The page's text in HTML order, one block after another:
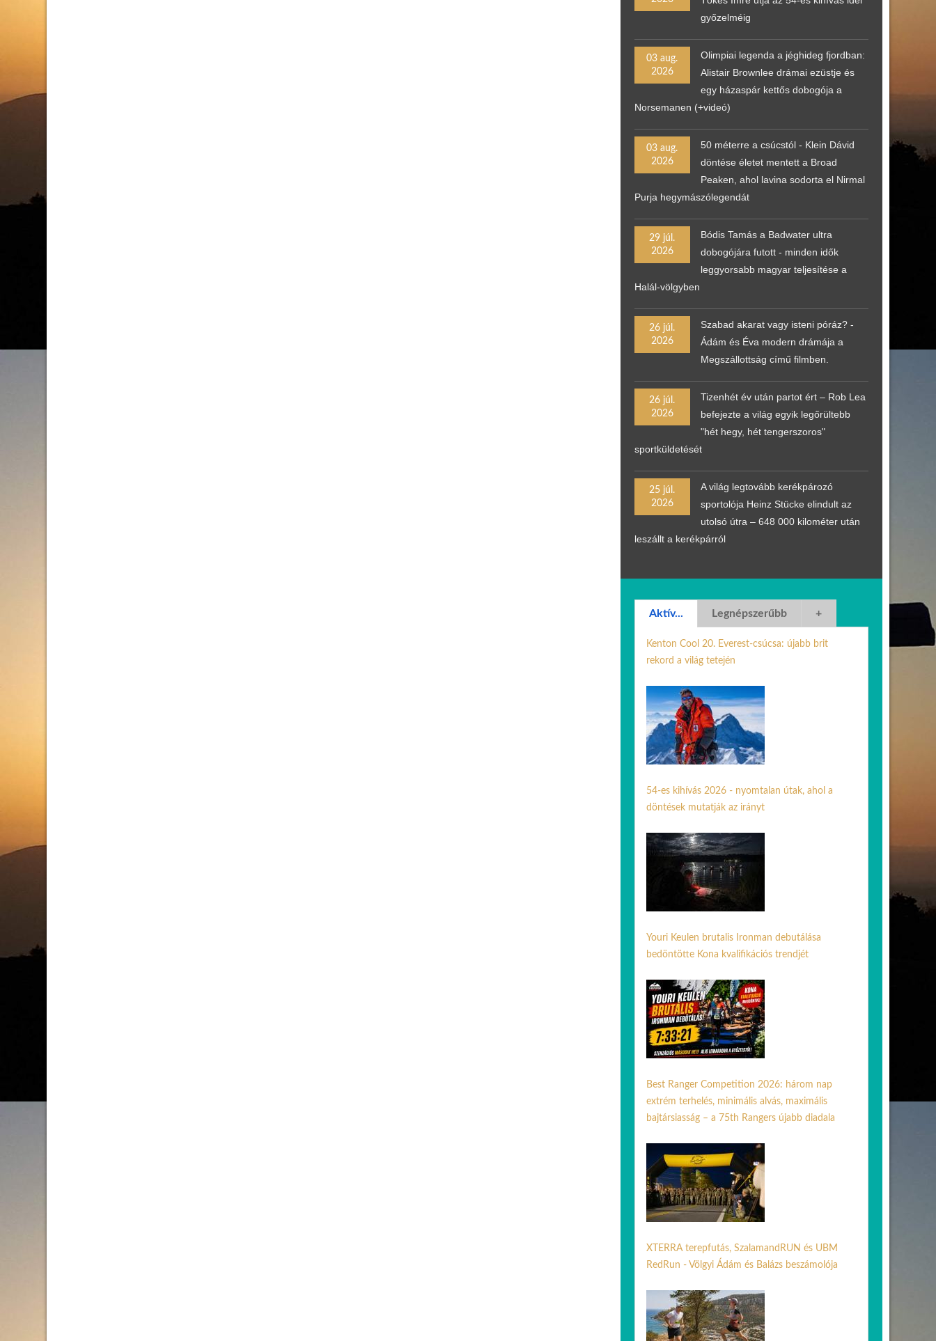
győzelméig
03 aug.
2026
Olimpiai legenda a jéghideg fjordban:
Alistair Brownlee drámai ezüstje és
egy házaspár kettős dobogója a
Norsemanen (+videó)
03 aug.
2026
50 méterre a csúcstól - Klein Dávid
döntése életet mentett a Broad
Peaken, ahol lavina sodorta el Nirmal
Purja hegymászólegendát
29 júl.
2026
Bódis Tamás a Badwater ultra
dobogójára futott - minden idők
leggyorsabb magyar teljesítése a
Halál-völgyben
26 júl.
2026
Szabad akarat vagy isteni póráz? -
Ádám és Éva modern drámája a
Megszállottság című filmben.
26 júl.
2026
Tizenhét év után partot ért – Rob Lea
befejezte a világ egyik legőrültebb
"hét hegy, hét tengerszoros"
sportküldetését
25 júl.
2026
A világ legtovább kerékpározó
sportolója Heinz Stücke elindult az
utolsó útra – 648 000 kilométer után
leszállt a kerékpárról
Aktív... Legnépszerűbb +
Kenton Cool 20. Everest-csúcsa: újabb brit
rekord a világ tetején
54-es kihívás 2026 - nyomtalan útak, ahol a
döntések mutatják az irányt
Youri Keulen brutalis Ironman debutálása
bedöntötte Kona kvalifikációs trendjét
Best Ranger Competition 2026: három nap
extrém terhelés, minimális alvás, maximális
bajtársiasság – a 75th Rangers újabb diadala
XTERRA terepfutás, SzalamandRUN és UBM
RedRun - Völgyi Ádám és Balázs beszámolója